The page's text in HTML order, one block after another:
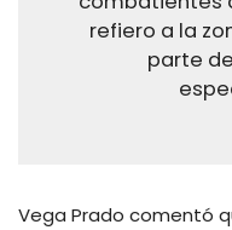
refiero a la
parte
Vega Prado comentó